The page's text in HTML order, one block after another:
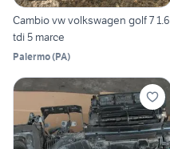
Cambio vw volkswagen golf 7 1.6
tdi 5 marce
Palermo(PA)